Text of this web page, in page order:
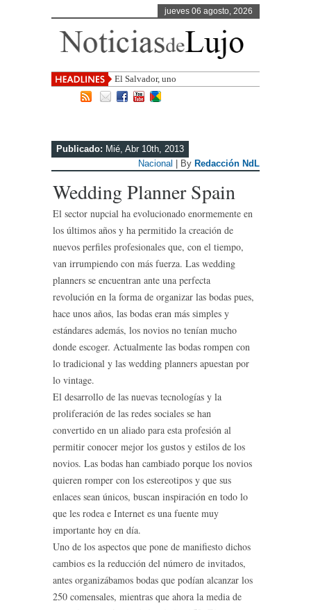
jueves 06 agosto, 2026
El Salvador, uno de los destinos con
mayor
Publicado: Mié, Abr 10th, 2013
Nacional
| By Redacción NdL
Wedding Planner Spain
El sector nupcial ha evolucionado enormemente en
los últimos años y ha permitido la creación de
nuevos perfiles profesionales que, con el tiempo,
van irrumpiendo con más fuerza. Las wedding
planners se encuentran ante una perfecta
revolución en la forma de organizar las bodas pues,
hace unos años, las bodas eran más simples y
estándares además, los novios no tenían mucho
donde escoger. Actualmente las bodas rompen con
lo tradicional y las wedding planners apuestan por
lo vintage.
El desarrollo de las nuevas tecnologías y la
proliferación de las redes sociales se han
convertido en un aliado para esta profesión al
permitir conocer mejor los gustos y estilos de los
novios. Las bodas han cambiado porque los novios
quieren romper con los estereotipos y que sus
enlaces sean únicos, buscan inspiración en todo lo
que les rodea e Internet es una fuente muy
importante hoy en día.
Uno de los aspectos que pone de manifiesto dichos
cambios es la reducción del número de invitados,
antes organizábamos bodas que podían alcanzar los
250 comensales, mientras que ahora la media de